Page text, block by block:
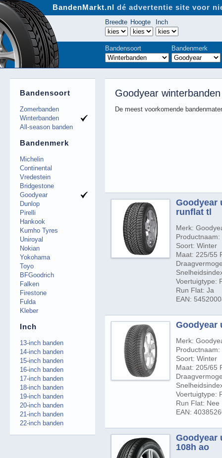
Goodyear winterbanden
De meest voorkomende
Goodyear
runflat tl
Merk:
Soort: Winter
Maat: 225/55
Voertuigtype:
Run Flat: Ja
EAN:
Goodyear
Merk:
Soort: Winter
Maat: 205/65
Voertuigtype:
Run Flat: Nee
EAN:
Goodyear
108h ao
Bandensoort
Zomerbanden
Winterbanden
All-season banden
Bandenmerk
Michelin
Continental
Vredestein
Bridgestone
Goodyear
Dunlop
Pirelli
Hankook
Kumho Tyres
Uniroyal
Nokian
Yokohama
Toyo
BFGoodrich
Falken
Firestone
Fulda
Kleber
Inch
13-inch banden
14-inch banden
15-inch banden
16-inch banden
17-inch banden
18-inch banden
19-inch banden
20-inch banden
21-inch banden
22-inch banden
BandenMarkt.nl dé advertentie site voor
Breedte Hoogte Inch
Bandensoort Bandenmerk